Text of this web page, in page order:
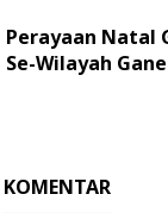
Perayaan Natal
Se-Wilayah
KOMENTAR